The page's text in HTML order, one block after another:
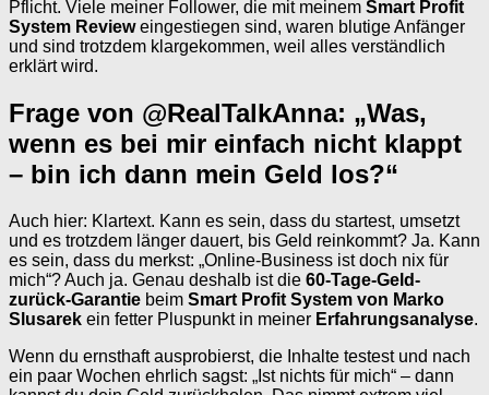
Pflicht. Viele meiner Follower, die mit meinem Smart Profit
System Revieweingestiegen sind, waren blutige Anfänger
und sind trotzdem klargekommen, weil alles verständlich
erklärt wird.
Frage von @RealTalkAnna: „Was,
wenn es bei mir einfach nicht klappt
– bin ich dann mein Geld los?“
Auch hier: Klartext. Kann es sein, dass du startest, umsetzt
und es trotzdem länger dauert, bis Geld reinkommt? Ja. Kann
es sein, dass du merkst: „Online-Business ist doch nix für
mich“? Auch ja. Genau deshalb ist die 60-Tage-Geld-
zurück-Garantie beim Smart Profit System von Marko
Slusarek ein fetter Pluspunkt in meiner Erfahrungsanalyse.
Wenn du ernsthaft ausprobierst, die Inhalte testest und nach
ein paar Wochen ehrlich sagst: „Ist nichts für mich“ – dann